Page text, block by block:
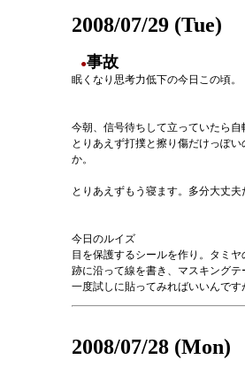
2008/07/29 (Tue)
●事故
眠くなり思考力低下の今日この頃。
今朝、信号待ちして立っていたら
とりあえず打撲と擦り傷だけっぽ
か。
とりあえずもう寝ます。多分大丈夫
今日のルイズ
目を保護するシールを作り。タミ
跡に沿って線を書き、マスキング
一度試しに貼ってみればいいんです
2008/07/28 (Mon)